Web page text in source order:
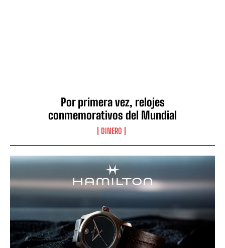
Por primera vez, relojes
conmemorativos del Mundial
DINERO